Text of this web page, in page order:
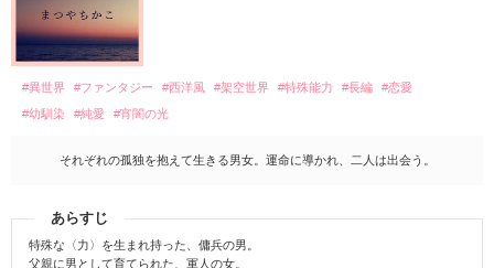
#異世界 #ファンタジー #西洋風 #架空世界 #特殊能力 #長編
#恋愛
#幼馴染
#純愛 #宵闇の光
それぞれの孤独を抱えて生きる男女。運命に導かれ、二人は出会う。
あらすじ
特殊な〈力〉を生まれ持った、傭兵の男。
父親に男として育てられた、軍人の女。